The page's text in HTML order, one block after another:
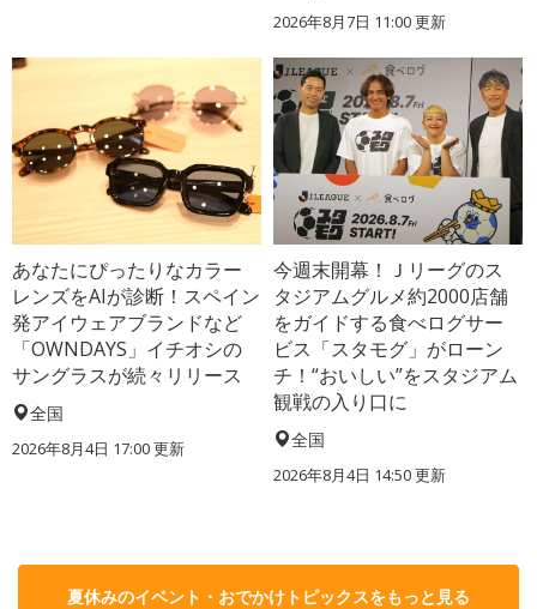
2026年8月7日 11:00更新
あなたにぴったりなカラー
レンズをAIが診断！スペイン
発アイウェアブランドなど
「OWNDAYS」イチオシの
サングラスが続々リリース
全国
2026年8月4日 17:00更新
今週末開幕！Ｊリーグのス
タジアムグルメ約2000店舗
をガイドする食べログサー
ビス「スタモグ」がローン
チ！“おいしい”をスタジアム
観戦の入り口に
全国
2026年8月4日 14:50更新
夏休みのイベント・おでかけトピックスをもっと見る